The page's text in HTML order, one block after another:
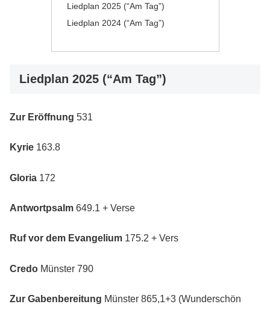
Liedplan 2025 (“Am Tag”)
Liedplan 2024 (“Am Tag”)
Liedplan 2025 (“Am Tag”)
Zur Eröffnung 531
Kyrie 163.8
Gloria 172
Antwortpsalm 649.1 + Verse
Ruf vor dem Evangelium 175.2 + Vers
Credo Münster 790
Zur Gabenbereitung Münster 865,1+3 (Wunderschön